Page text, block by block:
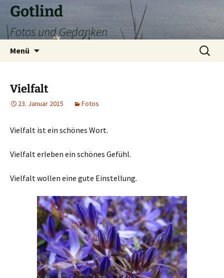
Zum
Inhalt
springen
Gotlind
Fotos und Gedanken
Menü
Suchen
nach:
Vielfalt
23. Januar 2015 Fotos
Vielfalt ist ein schönes Wort.
Vielfalt erleben ein schönes Gefühl.
Vielfalt wollen eine gute Einstellung.